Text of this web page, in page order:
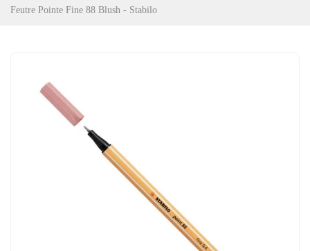
Feutre Pointe Fine 88 Blush - Stabilo